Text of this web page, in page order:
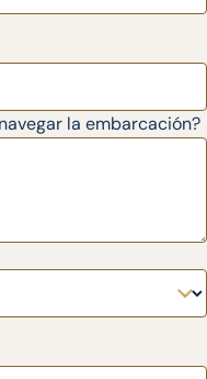
la embarcación?